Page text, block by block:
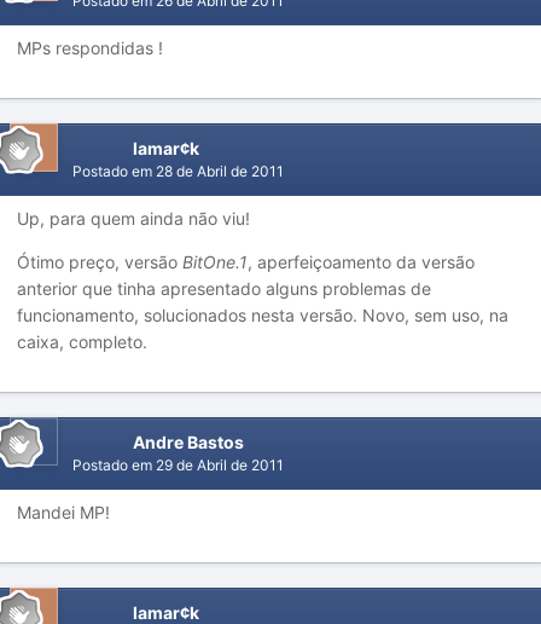
MPs respondidas !
lamar¢k
Postado em 28 de Abril de 2011
Up, para quem ainda não viu!
Ótimo preço, versão BitOne.1, aperfeiçoamento da versão
anterior que tinha apresentado alguns problemas de
funcionamento, solucionados nesta versão. Novo, sem uso, na
caixa, completo.
Andre Bastos
Postado em 29 de Abril de 2011
Mandei MP!
lamar¢k